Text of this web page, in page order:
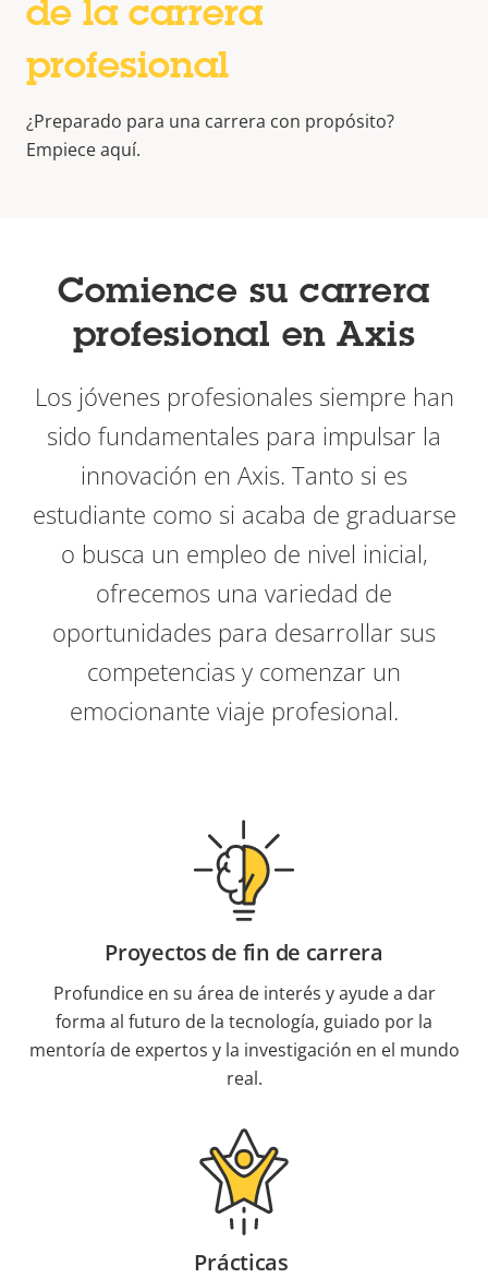
de la carrera
profesional
¿Preparado para una carrera con propósito?
Empiece aquí.
Comience su carrera
profesional en Axis
Los jóvenes profesionales siempre han
sido fundamentales para impulsar la
innovación en Axis. Tanto si es
estudiante como si acaba de graduarse
o busca un empleo de nivel inicial,
ofrecemos una variedad de
oportunidades para desarrollar sus
competencias y comenzar un
emocionante viaje profesional.
Proyectos de fin de carrera
Profundice en su área de interés y ayude a dar
forma al futuro de la tecnología, guiado por la
mentoría de expertos y la investigación en el mundo
real.
Prácticas